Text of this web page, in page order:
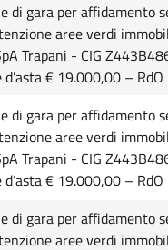
di gara per affidamento
aree verdi
Trapani - CIG
d’asta € 19.000,00 –
di gara per affidamento
aree verdi
Trapani - CIG
d’asta € 19.000,00 –
di gara per affidamento
aree verdi